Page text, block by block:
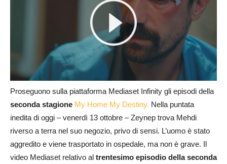
Proseguono sulla piattaforma Mediaset Infinity gli episodi della
seconda stagione My Home My Destiny. Nella puntata
inedita di oggi – venerdì 13 ottobre – Zeynep trova Mehdi
riverso a terra nel suo negozio, privo di sensi. L’uomo è stato
aggredito e viene trasportato in ospedale, ma non è grave. Il
video Mediaset relativo al trentesimo episodio della seconda